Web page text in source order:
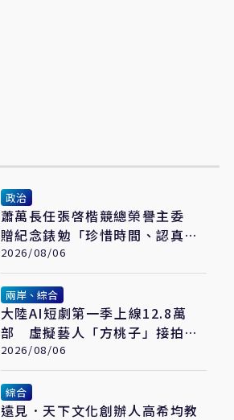
政治
蕭萬長任張啓楷競總榮譽主委
贈紀念錶勉「珍惜時間、認真打
拚」
2026/08/06
兩岸、綜合
大陸AI短劇第一季上線12.8萬
部 虛擬藝人「方桃子」接拍美
瞳廣告
2026/08/06
綜合
遠見．天下文化創辦人高希均教